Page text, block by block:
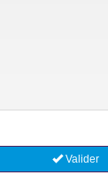
Valider